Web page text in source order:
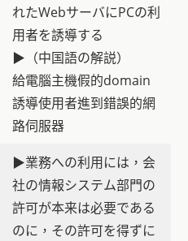
れたWebサーバにPCの利
用者を誘導する
▶（中国語の解説）
給電腦主機假的domain
誘導使用者進到錯誤的網
路伺服器
▶業務への利用には，会
社の情報システム部門の
許可が本来は必要である
のに，その許可を得ずに